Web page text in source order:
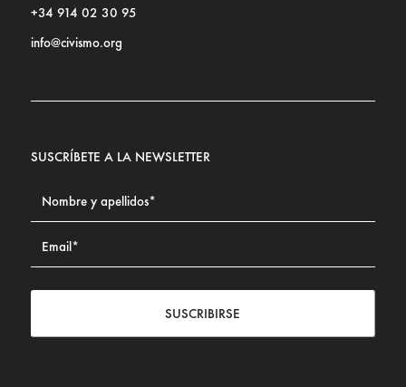
+34 914 02 30 95
info@civismo.org
SUSCRÍBETE A LA NEWSLETTER
SUSCRIBIRSE